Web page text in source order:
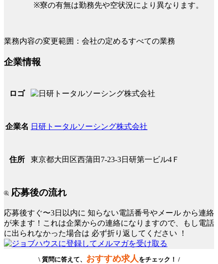
※寮の有無は勤務先や空状況により異なります。
業務内容の変更範囲：会社の定めるすべての業務
企業情報
ロゴ
企業名 日研トータルソーシング株式会社
住所 東京都大田区西蒲田7-23-3日研第一ビル4Ｆ
応募後の流れ
応募後すぐ〜3日以内に 知らない電話番号やメール から連絡
が来ます！これは企業からの連絡になりますので、もし電話
に出られなかった場合は 必ず折り返してください ！
\ 質問に答えて、 おすすめ求人 をチェック！ /